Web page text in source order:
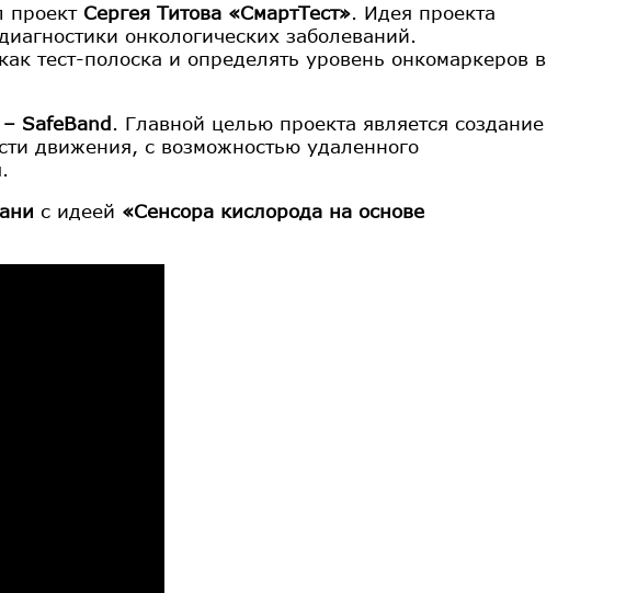
проект Сергея Титова «СмартТест». Идея проекта
онкологических заболеваний.
тест-полоска и определять уровень онкомаркеров в
SafeBand. Главной целью проекта является создание
движения, с возможностью удаленного
с идеей «Сенсора кислорода на основе